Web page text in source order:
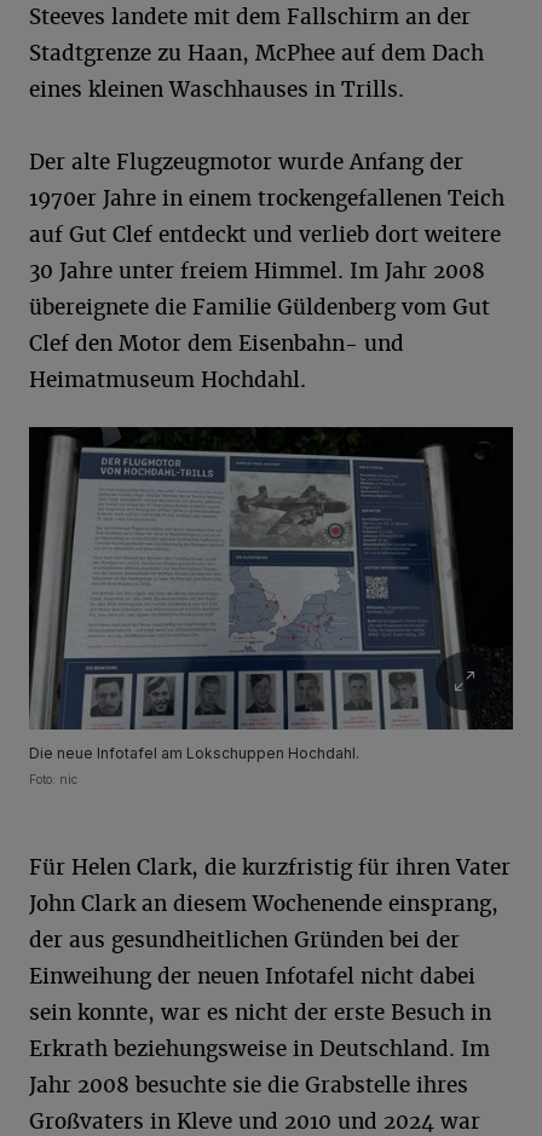
Steeves landete mit dem Fallschirm an der
Stadtgrenze zu Haan, McPhee auf dem Dach
eines kleinen Waschhauses in Trills.
Der alte Flugzeugmotor wurde Anfang der
1970er Jahre in einem trockengefallenen Teich
auf Gut Clef entdeckt und verlieb dort weitere
30 Jahre unter freiem Himmel. Im Jahr 2008
übereignete die Familie Güldenberg vom Gut
Clef den Motor dem Eisenbahn- und
Heimatmuseum Hochdahl.
Die neue Infotafel am Lokschuppen Hochdahl.
Foto: nic
Für Helen Clark, die kurzfristig für ihren Vater
John Clark an diesem Wochenende einsprang,
der aus gesundheitlichen Gründen bei der
Einweihung der neuen Infotafel nicht dabei
sein konnte, war es nicht der erste Besuch in
Erkrath beziehungsweise in Deutschland. Im
Jahr 2008 besuchte sie die Grabstelle ihres
Großvaters in Kleve und 2010 und 2024 war